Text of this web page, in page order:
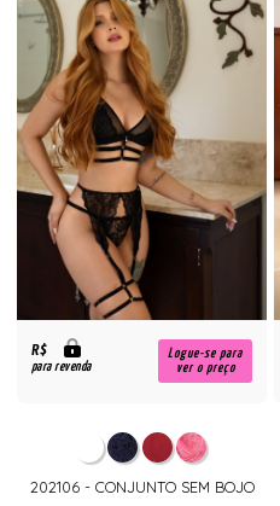
R$
para revenda
Logue-se para
ver o preço
202106 - CONJUNTO SEM BOJO